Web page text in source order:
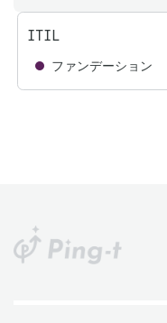
ITIL
ファンデーション